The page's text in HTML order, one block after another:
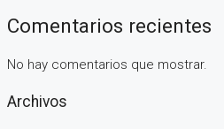
Comentarios recientes
No hay comentarios que mostrar.
Archivos